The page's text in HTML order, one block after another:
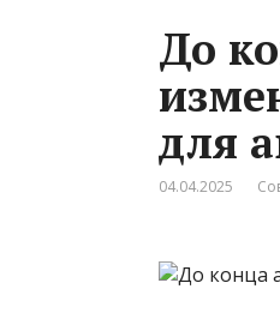
До
для
04.04.2025